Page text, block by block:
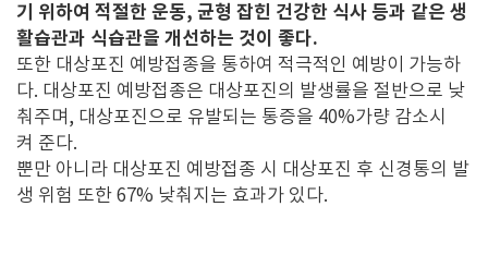
기 위하여 적절한 운동, 균형 잡힌 건강한 식사 등과 같은 생
활습관과 식습관을 개선하는 것이 좋다.
또한 대상포진 예방접종을 통하여 적극적인 예방이 가능하
다. 대상포진 예방접종은 대상포진의 발생률을 절반으로 낮
춰주며, 대상포진으로 유발되는 통증을 40%가량 감소시
켜 준다.
뿐만 아니라 대상포진 예방접종 시 대상포진 후 신경통의 발
생 위험 또한 67% 낮춰지는 효과가 있다.